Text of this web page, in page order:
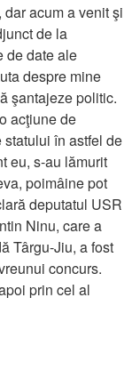
acum a venit şi
de la
de date ale
despre mine
şantajeze politic.
acţiune de
în astfel de
eu, s-au lămurit
poimâine pot
deputatul USR
Ninu, care a
Târgu-Jiu, a fost
concurs.
prin cel al